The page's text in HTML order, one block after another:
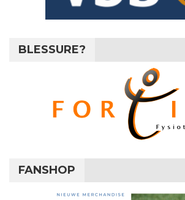
BLESSURE?
FANSHOP